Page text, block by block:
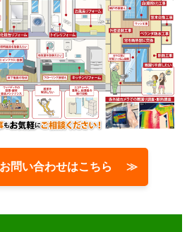
お問い合わせはこちら ≫